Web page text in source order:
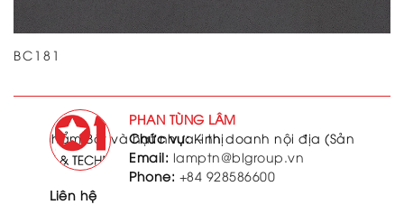
BC181
(Sản phẩm Bột và hạt nhựa - thị
PHAN TÙNG LÂM
Chức vụ:Kinh doanh nội địa (Sản phẩm
Email: lamptn@blgroup.vn
Phone: +84 928586600
Liên hệ